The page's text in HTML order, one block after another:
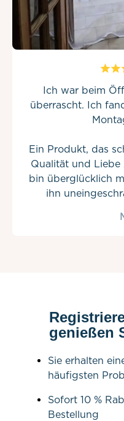
Ich war beim
überrascht. Ich
Ein Produkt, das
Qualität und Liebe
bin überglücklich
ihn
genießen
Sie erhalten
häufigsten
Sofort 10 %
Bestellung